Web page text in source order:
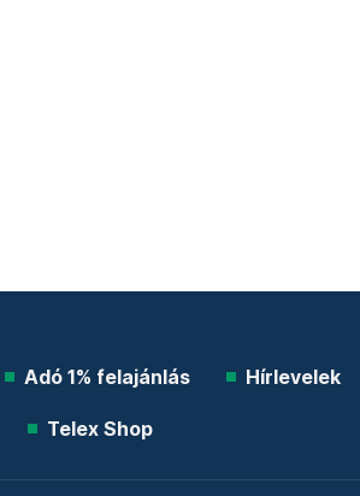
Adó 1% felajánlás Hírlevelek
Telex Shop